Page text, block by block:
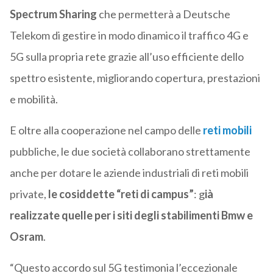
Spectrum Sharing che permetterà a Deutsche
Telekom di gestire in modo dinamico il traffico 4G e
5G sulla propria rete grazie all’uso efficiente dello
spettro esistente, migliorando copertura, prestazioni
e mobilità.
E oltre alla cooperazione nel campo delle reti mobili
pubbliche, le due società collaborano strettamente
anche per dotare le aziende industriali di reti mobili
private, le cosiddette “reti di campus”: già
realizzate quelle per i siti degli stabilimenti Bmw e
Osram.
“Questo accordo sul 5G testimonia l’eccezionale